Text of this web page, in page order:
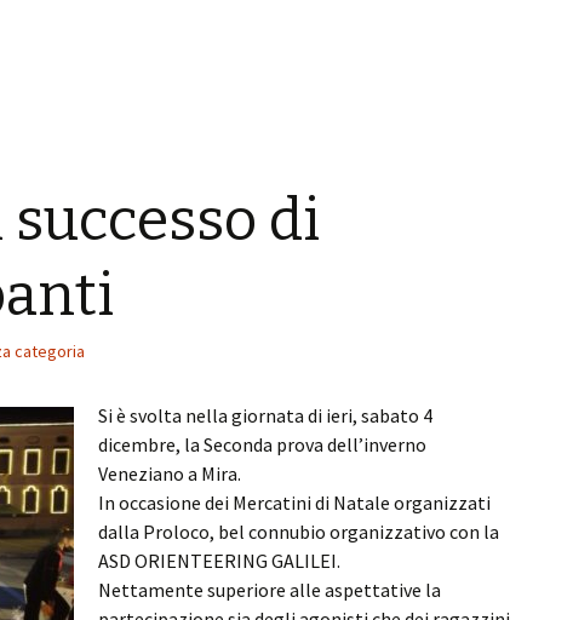
di
categoria
Si è svolta nella giornata di ieri, sabato 4
dicembre, la Seconda prova dell’inverno
Veneziano a Mira.
In occasione dei Mercatini di Natale organizzati
dalla Proloco, bel connubio organizzativo con la
ASD ORIENTEERING GALILEI.
Nettamente superiore alle aspettative la